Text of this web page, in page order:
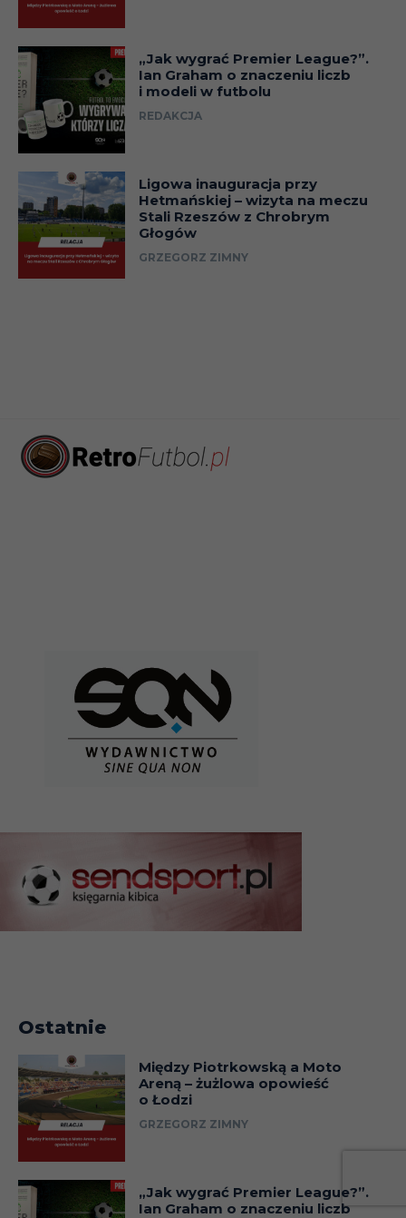
„Jak wygrać Premier League?”.
Ian Graham o znaczeniu liczb
i modeli w futbolu
REDAKCJA
Ligowa inauguracja przy
Hetmańskiej – wizyta na meczu
Stali Rzeszów z Chrobrym
Głogów
GRZEGORZ ZIMNY
Ostatnie
Między Piotrkowską a Moto
Areną – żużlowa opowieść
o Łodzi
GRZEGORZ ZIMNY
„Jak wygrać Premier League?”.
Ian Graham o znaczeniu liczb